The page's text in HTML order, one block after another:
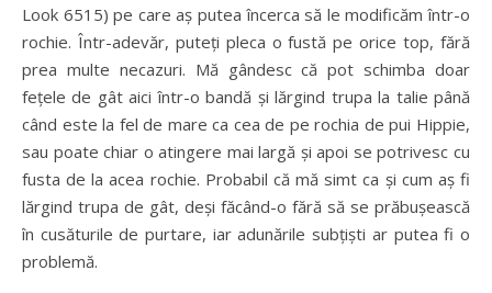
Look 6515) pe care aș putea încerca să le modificăm într-o
rochie. Într-adevăr, puteți pleca o fustă pe orice top, fără
prea multe necazuri. Mă gândesc că pot schimba doar
fețele de gât aici într-o bandă și lărgind trupa la talie până
când este la fel de mare ca cea de pe rochia de pui Hippie,
sau poate chiar o atingere mai largă și apoi se potrivesc cu
fusta de la acea rochie. Probabil că mă simt ca și cum aș fi
lărgind trupa de gât, deși făcând-o fără să se prăbușească
în cusăturile de purtare, iar adunările subțiști ar putea fi o
problemă.